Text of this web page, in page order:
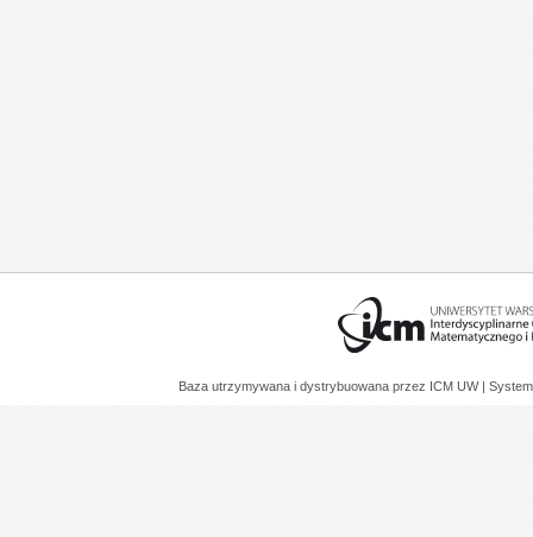
Baza utrzymywana i dystrybuowana przez ICM UW |